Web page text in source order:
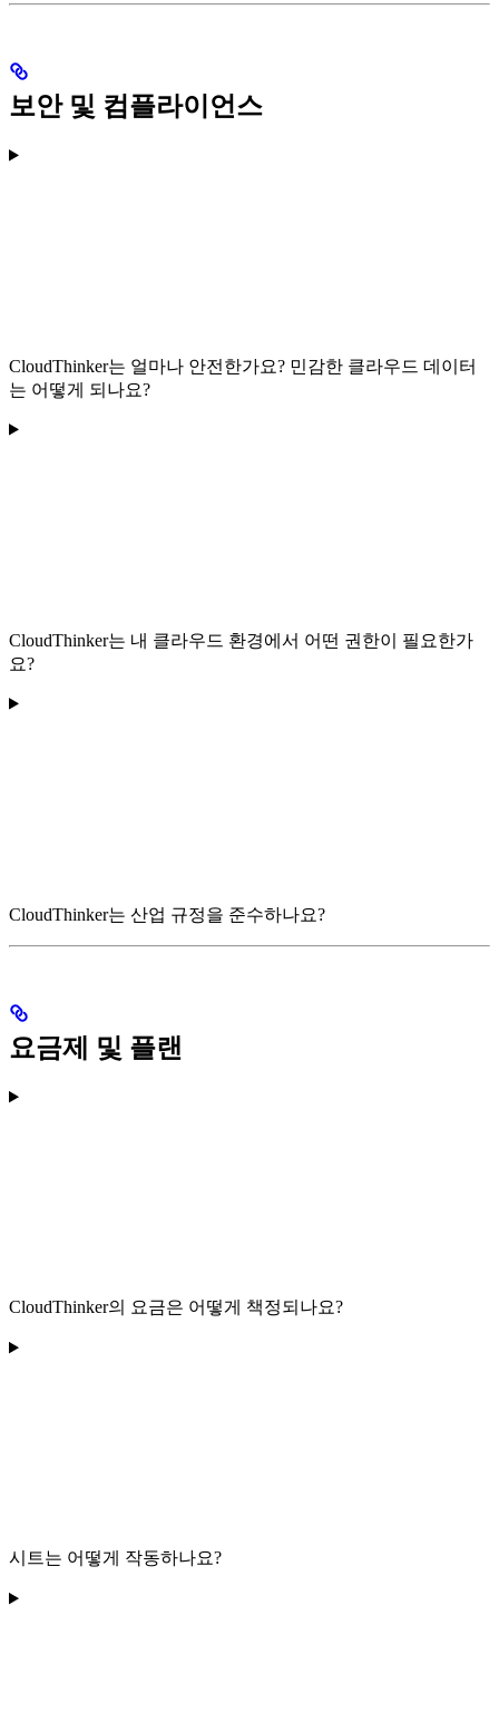
보안 및 컴플라이언스
CloudThinker는 얼마나 안전한가요? 민감한 클라우드 데이터
는 어떻게 되나요?
CloudThinker는 내 클라우드 환경에서 어떤 권한이 필요한가
요?
CloudThinker는 산업 규정을 준수하나요?
요금제 및 플랜
CloudThinker의 요금은 어떻게 책정되나요?
시트는 어떻게 작동하나요?